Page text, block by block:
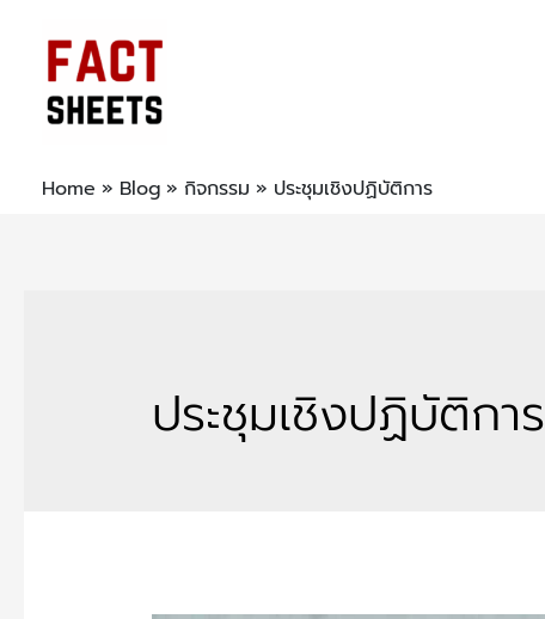
Home Blog กิจกรรม ประชุมเชิงปฏิบัติการ
ประชุมเชิงปฏิบัติการ